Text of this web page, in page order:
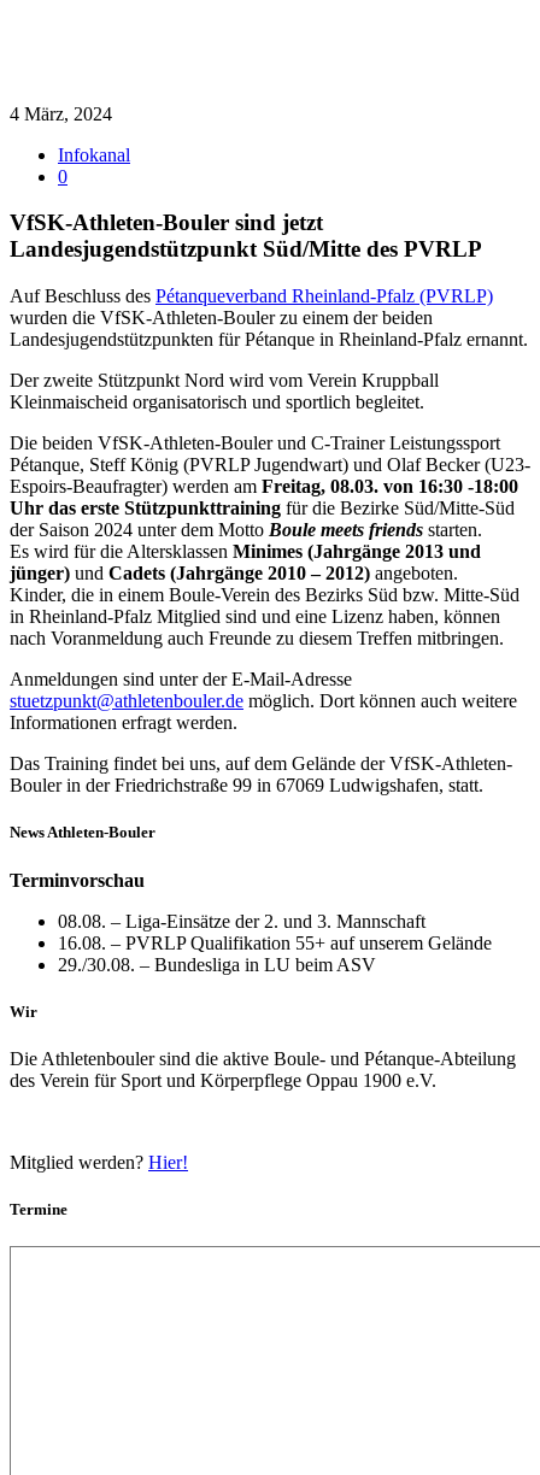
4 März, 2024
Infokanal
0
VfSK-Athleten-Bouler sind jetzt
Landesjugendstützpunkt Süd/Mitte des PVRLP
Auf Beschluss des Pétanqueverband Rheinland-Pfalz (PVRLP)
wurden die VfSK-Athleten-Bouler zu einem der beiden
Landesjugendstützpunkten für Pétanque in Rheinland-Pfalz ernannt.
Der zweite Stützpunkt Nord wird vom Verein Kruppball
Kleinmaischeid organisatorisch und sportlich begleitet.
Die beiden VfSK-Athleten-Bouler und C-Trainer Leistungssport
Pétanque, Steff König (PVRLP Jugendwart) und Olaf Becker (U23-
Espoirs-Beaufragter) werden am Freitag, 08.03. von 16:30 -18:00
Uhr das erste Stützpunkttraining für die Bezirke Süd/Mitte-Süd
der Saison 2024 unter dem Motto Boule meets friends starten.
Es wird für die Altersklassen Minimes (Jahrgänge 2013 und
jünger) und Cadets (Jahrgänge 2010 – 2012) angeboten.
Kinder, die in einem Boule-Verein des Bezirks Süd bzw. Mitte-Süd
in Rheinland-Pfalz Mitglied sind und eine Lizenz haben, können
nach Voranmeldung auch Freunde zu diesem Treffen mitbringen.
Anmeldungen sind unter der E-Mail-Adresse
stuetzpunkt@athletenbouler.de möglich. Dort können auch weitere
Informationen erfragt werden.
Das Training findet bei uns, auf dem Gelände der VfSK-Athleten-
Bouler in der Friedrichstraße 99 in 67069 Ludwigshafen, statt.
News Athleten-Bouler
Terminvorschau
08.08. – Liga-Einsätze der 2. und 3. Mannschaft
16.08. – PVRLP Qualifikation 55+ auf unserem Gelände
29./30.08. – Bundesliga in LU beim ASV
Wir
Die Athletenbouler sind die aktive Boule- und Pétanque-Abteilung
des Verein für Sport und Körperpflege Oppau 1900 e.V.
Mitglied werden? Hier!
Termine